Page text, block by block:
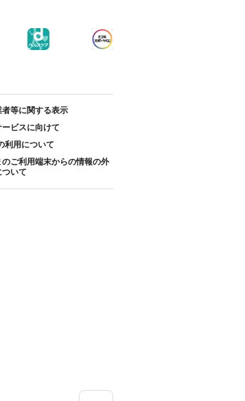
者等に関する表示
ビスに向けて
利用について
のご利用端末からの情報の外
いて